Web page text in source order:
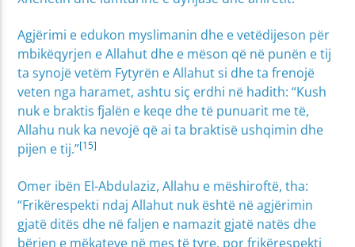
Agjërimi e edukon myslimanin dhe e vetëdijeson për
mbikëqyrjen e Allahut dhe e mëson që në punën e tij
ta synojë vetëm Fytyrën e Allahut si dhe ta frenojë
veten nga haramet, ashtu siç erdhi në hadith: “Kush
nuk e braktis fjalën e keqe dhe të punuarit me të,
Allahu nuk ka nevojë që ai ta braktisë ushqimin dhe
pijen e tij.”[15]
Omer ibën El-Abdulaziz, Allahu e mëshiroftë, tha:
“Frikërespekti ndaj Allahut nuk është në agjërimin
gjatë ditës dhe në faljen e namazit gjatë natës dhe
bërjen e mëkateve në mes të tyre, por frikërespekti